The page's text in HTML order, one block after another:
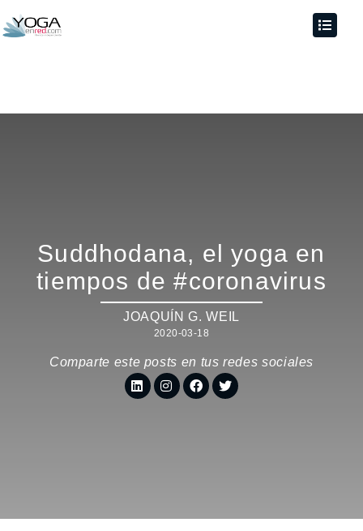
Suddhodana, el yoga en
tiempos de #coronavirus
JOAQUÍN G. WEIL
2020-03-18
Comparte este posts en tus redes sociales